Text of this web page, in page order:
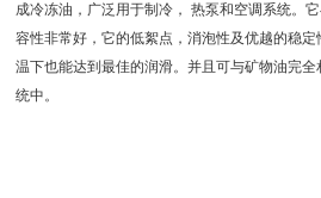
成冷冻油，广泛用于制冷， 热泵和空调系统。
容性非常好，它的低絮点，消泡性及优越的稳
温下也能达到最佳的润滑。并且可与矿物油完
统中。